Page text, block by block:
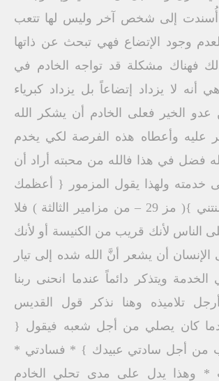
أُسندت إلى شخص آخر وليس لها تتعب
وجود الإتضاع فهي تبحث عن ذاتها
فهناك مشكلة قد تواجه الخادم في
أنه لا يزداد إتضاعاً بل يزداد كبرياء
الخير فعلى الخادم أن يشكر الله
عليه وأعطاه هذه الفرصة لكي يخدم
فضل في هذا فالله من محبته أراد أن
خدمته ولهذا يقول المزمور { أعظمك
يارب لأنك احتضنتني }( مز 29 – من مزامير الثالثة ) فلا
الناس لأنك قريب من الكنيسة أو لأنك
أن يشعر أنَّ الله شده إلى تيار
ويتذكر دائماً عندما انحنى ربنا
تلاميذه وهنا نذكر قول القديس
كان يصلي من أجل شعبه فيقول {
من أجل سادتي عبيدك } * فسادتي *
* وهذا يدل على مدى تحلي الخادم